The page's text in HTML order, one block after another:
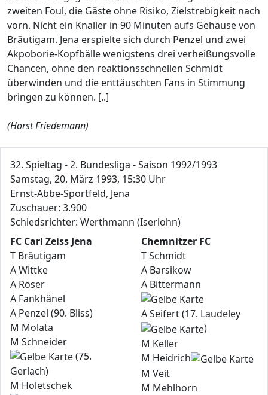
zweiten Foul, die Gäste ohne Risiko, Zielstrebigkeit nach
vorn. Nicht ein Knaller in 90 Minuten aufs Gehäuse von
Bräutigam. Jena erspielte sich durch Penzel und zwei
Akpoborie-Kopfbälle wenigstens drei verheißungsvolle
Chancen, ohne den reaktionsschnellen Schmidt
überwinden und die enttäuschten Fans in Stimmung
bringen zu können. [..]
(Horst Friedemann)
32. Spieltag - 2. Bundesliga - Saison 1992/1993
Samstag, 20. März 1993, 15:30 Uhr
Ernst-Abbe-Sportfeld, Jena
Zuschauer: 3.900
Schiedsrichter: Werthmann (Iserlohn)
FC Carl Zeiss Jena
T Bräutigam
A Wittke
A Röser
A Fankhänel
A Penzel (90. Bliss)
M Molata
M Schneider
(75.
Gerlach)
M Holetschek
Chemnitzer FC
T Schmidt
A Barsikow
A Bittermann
A Seifert (17. Laudeley
)
M Keller
M Heidrich
M Veit
M Mehlhorn